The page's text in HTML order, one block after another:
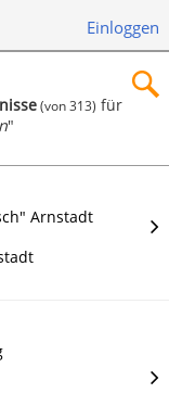
Einloggen
(von 313) für
"
Arnstadt